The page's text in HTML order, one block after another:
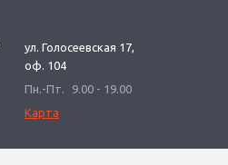
ул. Голосеевская 17,
оф. 104
Пн.-Пт.
9.00 - 19.00
Карта